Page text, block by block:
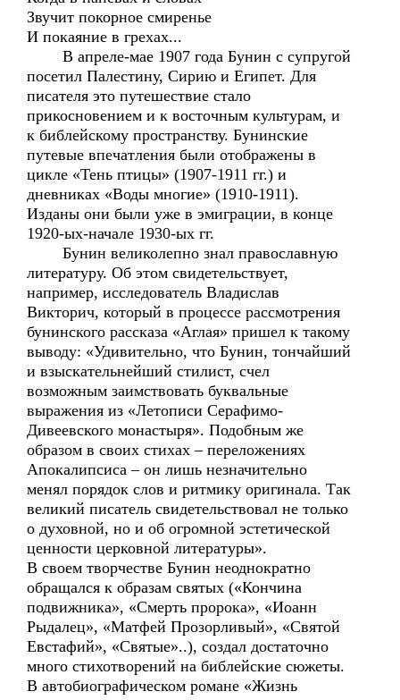
Звучит покорное смиренье
И покаяние в грехах...
В апреле-мае 1907 года Бунин с супругой
посетил Палестину, Сирию и Египет. Для
писателя это путешествие стало
прикосновением и к восточным культурам, и
к библейскому пространству. Бунинские
путевые впечатления были отображены в
цикле «Тень птицы» (1907-1911 гг.) и
дневниках «Воды многие» (1910-1911).
Изданы они были уже в эмиграции, в конце
1920-ых-начале 1930-ых гг.
Бунин великолепно знал православную
литературу. Об этом свидетельствует,
например, исследователь Владислав
Викторич, который в процессе рассмотрения
бунинского рассказа «Аглая» пришел к такому
выводу: «Удивительно, что Бунин, тончайший
и взыскательнейший стилист, счел
возможным заимствовать буквальные
выражения из «Летописи Серафимо-
Дивеевского монастыря». Подобным же
образом в своих стихах – переложениях
Апокалипсиса – он лишь незначительно
менял порядок слов и ритмику оригинала. Так
великий писатель свидетельствовал не только
о духовной, но и об огромной эстетической
ценности церковной литературы».
В своем творчестве Бунин неоднократно
обращался к образам святых («Кончина
подвижника», «Смерть пророка», «Иоанн
Рыдалец», «Матфей Прозорливый», «Святой
Евстафий», «Святые»..), создал достаточно
много стихотворений на библейские сюжеты.
В автобиографическом романе «Жизнь